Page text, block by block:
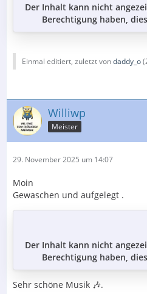
Der Inhalt kann nicht
Berechtigung haben,
Einmal editiert, zuletzt vondaddy_o(
Williwp
Meister
29. November 2025 um 14:07
Moin
Gewaschen und aufgelegt .
Der Inhalt kann nicht
Berechtigung haben,
Sehr schöne Musik 🎶.